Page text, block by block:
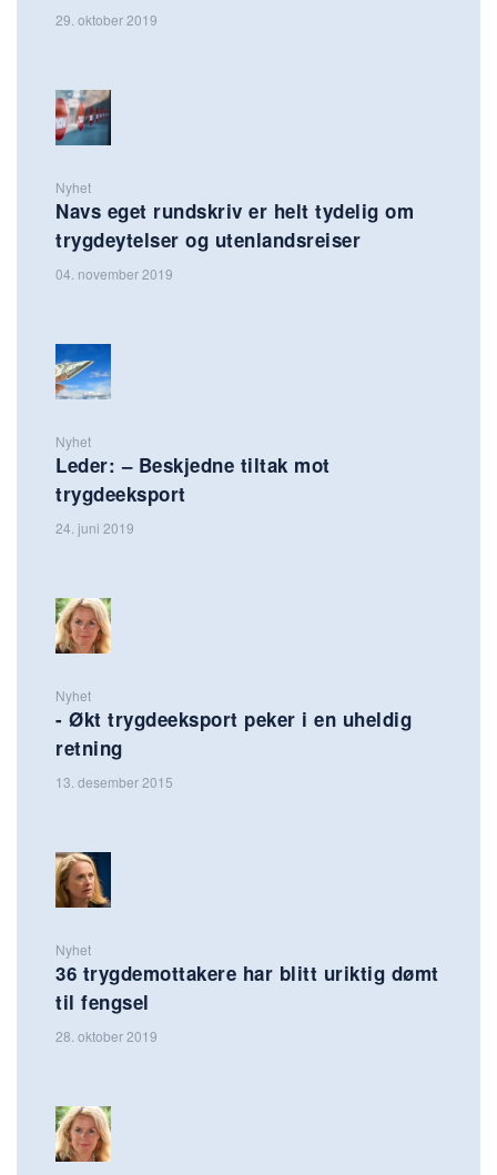
29. oktober 2019
Nyhet
Navs eget rundskriv er helt tydelig om
trygdeytelser og utenlandsreiser
04. november 2019
Nyhet
Leder​: – Beskjedne tiltak mot
trygdeeksport
24. juni 2019
Nyhet
- Økt trygdeeksport peker i en uheldig
retning
13. desember 2015
Nyhet
36 trygdemottakere har blitt uriktig dømt
til fengsel
28. oktober 2019